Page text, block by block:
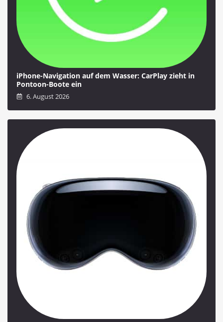
iPhone-Navigation auf dem Wasser: CarPlay zieht in
Pontoon-Boote ein
6. August 2026